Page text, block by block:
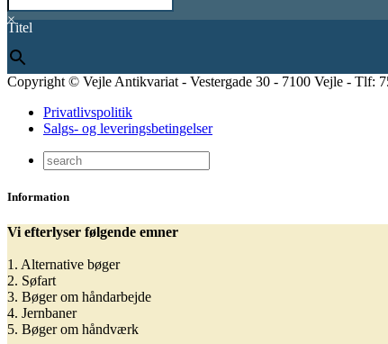
×
Titel
Copyright © Vejle Antikvariat - Vestergade 30 - 7100 Vejle - Tlf:
Privatlivspolitik
Salgs- og leveringsbetingelser
Information
Vi efterlyser følgende emner
1. Alternative bøger
2. Søfart
3. Bøger om håndarbejde
4. Jernbaner
5. Bøger om håndværk